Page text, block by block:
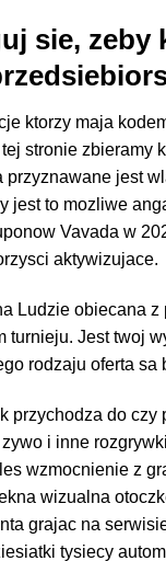
sie,
ktorzy maja
stronie
przyznawane jest
jest to mozliwe
Vavada w
aktywizujace.
Ludzie obiecana
turnieju. Jest twoj
rodzaju oferta
przychodza do
i inne
wzmocnienie z
wizualna
grajac na
tysiecy